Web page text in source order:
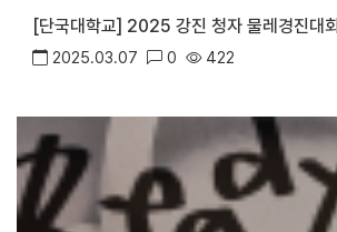
[단국대학교] 2025 강진 청자 물레경진대회
2025.03.07 0 422